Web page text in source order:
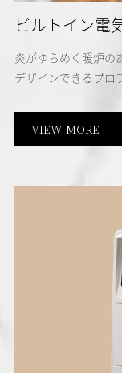
ビルトイン電
炎がゆらめく暖炉の
デザインできるプロ
VIEW MORE